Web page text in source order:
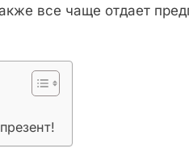
все чаще отдает